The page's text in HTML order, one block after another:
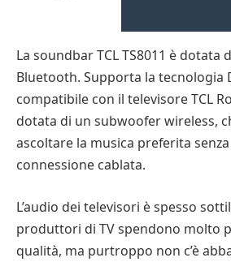
La soundbar TCL TS8011 è dotata
Bluetooth. Supporta la tecnologia
compatibile con il televisore TCL
dotata di un subwoofer wireless,
ascoltare la musica preferita
connessione cablata.
L’audio dei televisori è spesso
produttori di TV spendono molto
qualità, ma purtroppo non c’è